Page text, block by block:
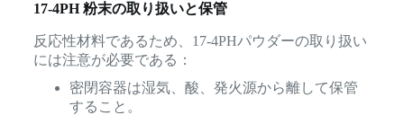
17-4PH 粉末の取り扱いと保管
反応性材料であるため、17-4PHパウダーの取り扱い
には注意が必要である：
密閉容器は湿気、酸、発火源から離して保管
すること。